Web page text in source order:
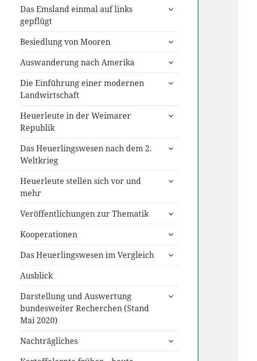
Das Emsland einmal auf links
gepflügt
untermenü
Besiedlung von Mooren
untermenü
Auswanderung nach Amerika
untermenü
Die Einführung einer modernen
Landwirtschaft
untermenü
Heuerleute in der Weimarer
Republik
untermenü
Das Heuerlingswesen nach dem 2.
Weltkrieg
untermenü
Heuerleute stellen sich vor und
mehr
untermenü
Veröffentlichungen zur Thematik
untermenü
Kooperationen
untermenü
Das Heuerlingswesen im Vergleich
untermenü
Ausblick
Darstellung und Auswertung
bundesweiter Recherchen (Stand
Mai 2020)
untermenü
Nachträgliches
untermenü